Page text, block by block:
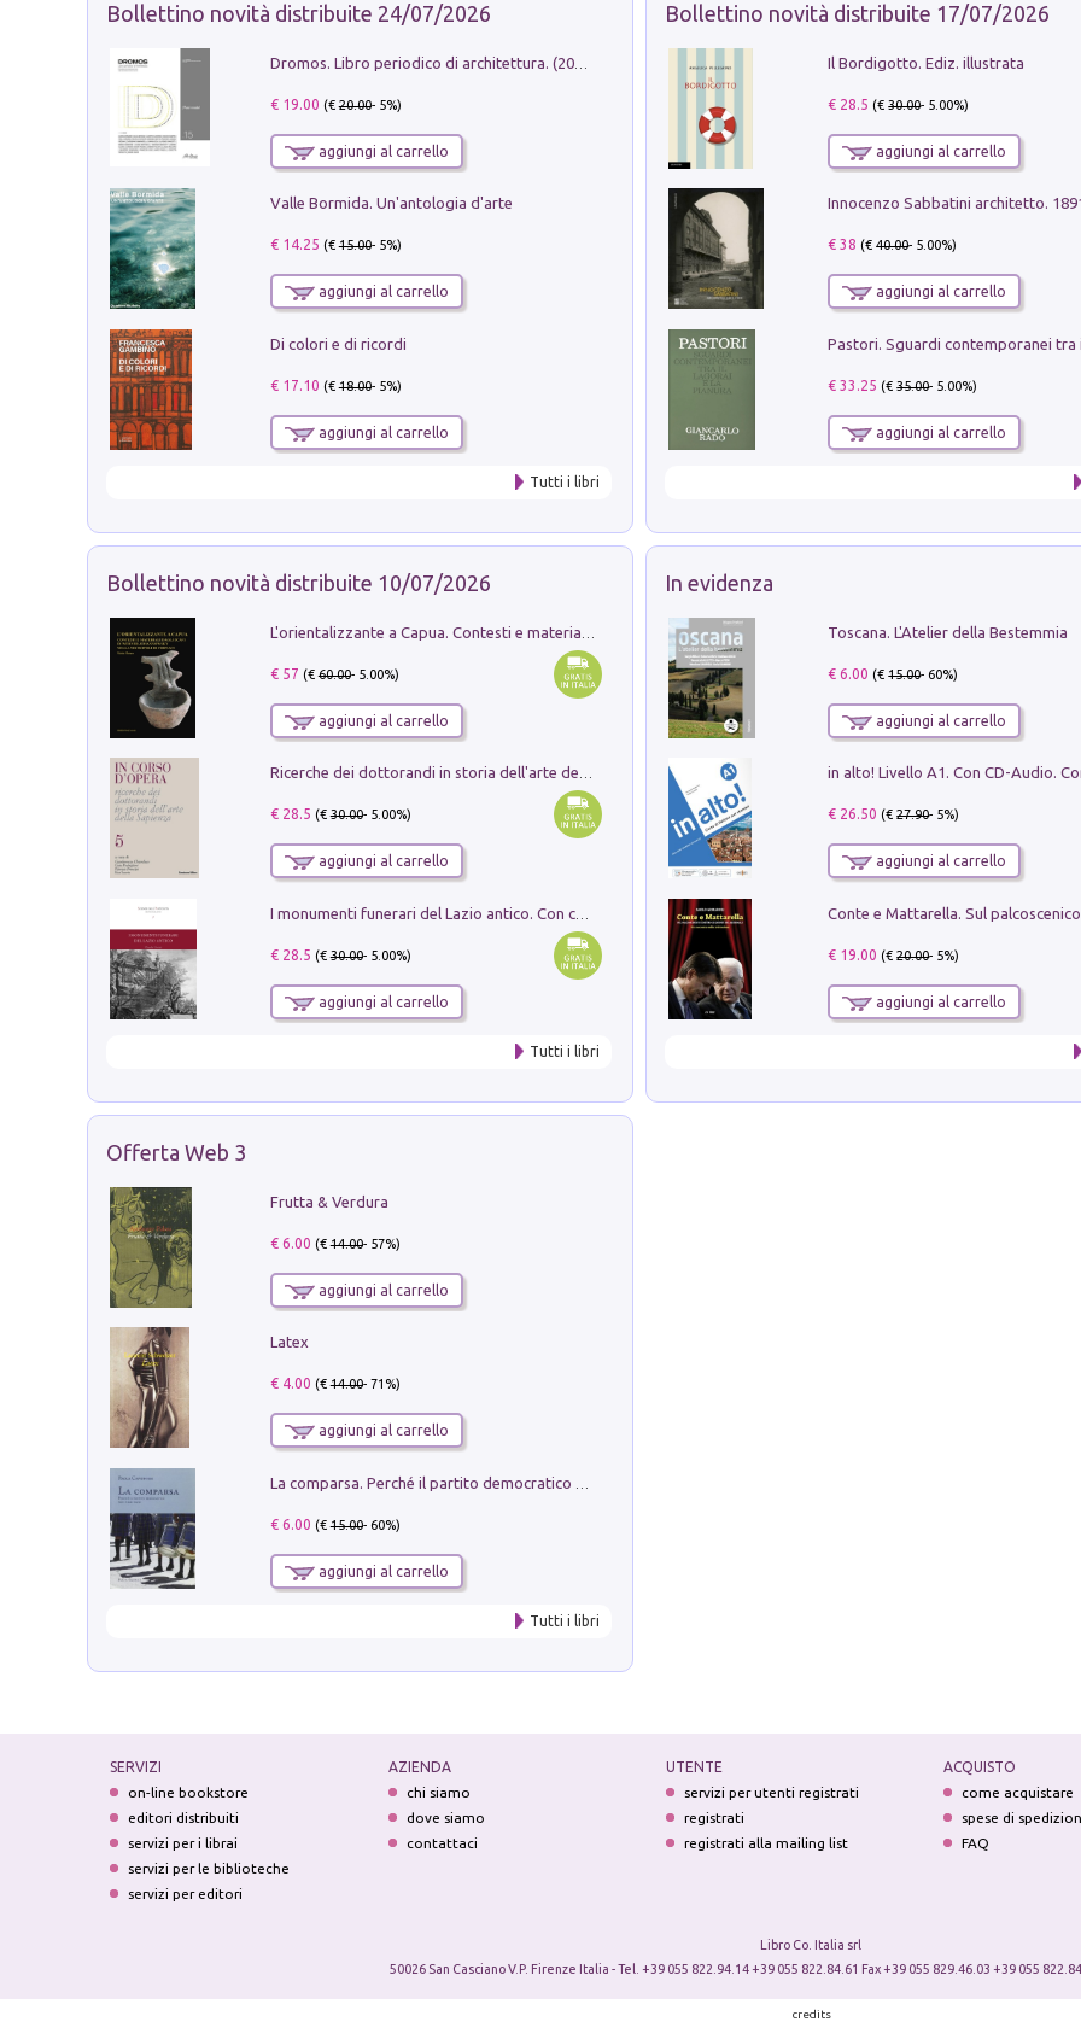
Bollettino novità distribuite 24/07/2026
Dromos. Libro periodico di architettura. (2026). Vol. 15: Post-model
€ 19.00 (€20.00- 5%)
aggiungi al carrello
Valle Bormida. Un'antologia d'arte
€ 14.25 (€15.00- 5%)
aggiungi al carrello
Di colori e di ricordi
€ 17.10 (€18.00- 5%)
aggiungi al carrello
Tutti i libri
Bollettino novità distribuite 17/07/2026
Il Bordigotto. Ediz. illustrata
€ 28.5 (€30.00- 5.00%)
aggiungi al carrello
Innocenzo Sabbatini architetto.
€ 38 (€40.00- 5.00%)
aggiungi al carrello
€ 33.25 (€35.00- 5.00%)
aggiungi al carrello
Bollettino novità distribuite 10/07/2026
€ 57 (€60.00- 5.00%)
aggiungi al carrello
Ricerche dei dottorandi in storia dell'arte della Sapienza
€ 28.5 (€30.00- 5.00%)
aggiungi al carrello
I monumenti funerari del Lazio antico. Con cartella con tavole
€ 28.5 (€30.00- 5.00%)
aggiungi al carrello
Tutti i libri
In evidenza
Toscana. L'Atelier della Bestemmia
€ 6.00 (€15.00- 60%)
aggiungi al carrello
€ 26.50 (€27.90- 5%)
aggiungi al carrello
€ 19.00 (€20.00- 5%)
aggiungi al carrello
Offerta Web 3
Frutta & Verdura
€ 6.00 (€14.00- 57%)
aggiungi al carrello
Latex
€ 4.00 (€14.00- 71%)
aggiungi al carrello
€ 6.00 (€15.00- 60%)
aggiungi al carrello
Tutti i libri
SERVIZI
on-line bookstore
editori distribuiti
servizi per i librai
servizi per le biblioteche
servizi per editori
AZIENDA
chi siamo
dove siamo
contattaci
UTENTE
servizi per utenti registrati
registrati
registrati alla mailing list
ACQUISTO
come acquistare
spese di
FAQ
Libro Co. Italia srl
50026 San Casciano V.P. Firenze Italia - Tel. +39 055 822.94.14 +39 055 822.84.61 Fax +39 055 829.46.03 +39 055
credits